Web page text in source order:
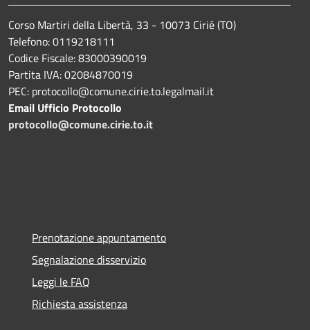
Corso Martiri della Libertà, 33 - 10073 Cirié (TO)
Telefono: 0119218111
Codice Fiscale: 83000390019
Partita IVA: 02084870019
PEC: protocollo@comune.cirie.to.legalmail.it
Email Ufficio Protocollo
protocollo@comune.cirie.to.it
Prenotazione appuntamento
Segnalazione disservizio
Leggi le FAQ
Richiesta assistenza